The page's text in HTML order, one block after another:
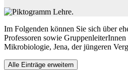
Im Folgenden können Sie sich über
Professoren sowie
Mikrobiologie, Jena, der jüngeren
Alle Einträge erweitern